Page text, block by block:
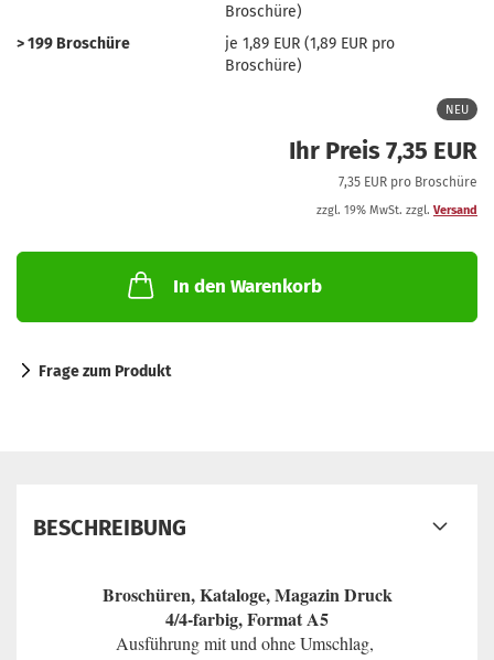
Broschüre)
> 199 Broschüre
je 1,89 EUR (1,89 EUR pro
Broschüre)
NEU
Ihr Preis 7,35 EUR
7,35 EUR pro Broschüre
zzgl. 19% MwSt. zzgl. Versand
In den Warenkorb
Frage zum Produkt
BESCHREIBUNG
Broschüren, Kataloge, Magazin Druck
4/4-farbig, Format A5
Ausführung mit und ohne Umschlag,